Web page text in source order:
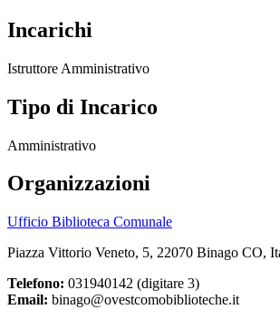
Incarichi
Istruttore Amministrativo
Tipo di Incarico
Amministrativo
Organizzazioni
Ufficio Biblioteca Comunale
Piazza Vittorio Veneto, 5, 22070 Binago CO,
Telefono: 031940142 (digitare 3)
Email: binago@ovestcomobiblioteche.it